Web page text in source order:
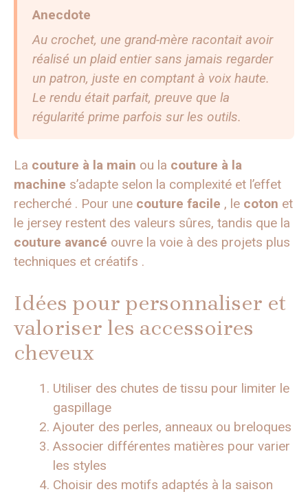
Anecdote
Au crochet, une grand-mère racontait avoir
réalisé un plaid entier sans jamais regarder
un patron, juste en comptant à voix haute.
Le rendu était parfait, preuve que la
régularité prime parfois sur les outils.
La couture à la main ou la couture à la
machine s’adapte selon la complexité et l’effet
recherché . Pour une couture facile , le coton et
le jersey restent des valeurs sûres, tandis que la
couture avancé ouvre la voie à des projets plus
techniques et créatifs .
Idées pour personnaliser et
valoriser les accessoires
cheveux
Utiliser des chutes de tissu pour limiter le
gaspillage
Ajouter des perles, anneaux ou breloques
Associer différentes matières pour varier
les styles
Choisir des motifs adaptés à la saison